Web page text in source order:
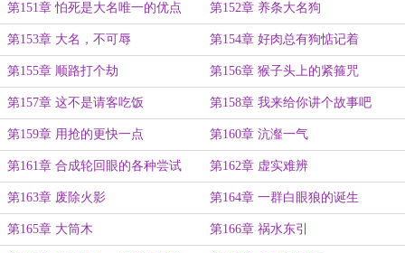
第151章 怕死是大名唯一的优点 第152章 养条大名狗
第153章 大名，不可辱 第154章 好肉总有狗惦记着
第155章 顺路打个劫 第156章 猴子头上的紧箍咒
第157章 这不是请客吃饭 第158章 我来给你讲个故事吧
第159章 用抢的更快一点 第160章 沆瀣一气
第161章 合成轮回眼的各种尝试 第162章 虚实难辨
第163章 废除火影 第164章 一群白眼狼的诞生
第165章 大筒木 第166章 祸水东引